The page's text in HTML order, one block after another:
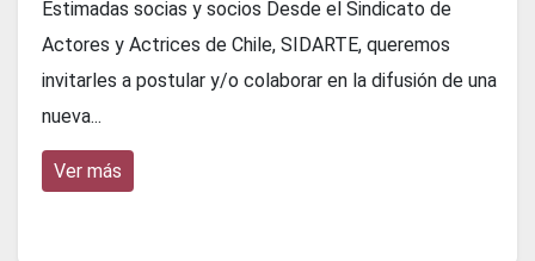
Estimadas socias y socios Desde el Sindicato de
Actores y Actrices de Chile, SIDARTE, queremos
invitarles a postular y/o colaborar en la difusión de una
nueva...
Ver más